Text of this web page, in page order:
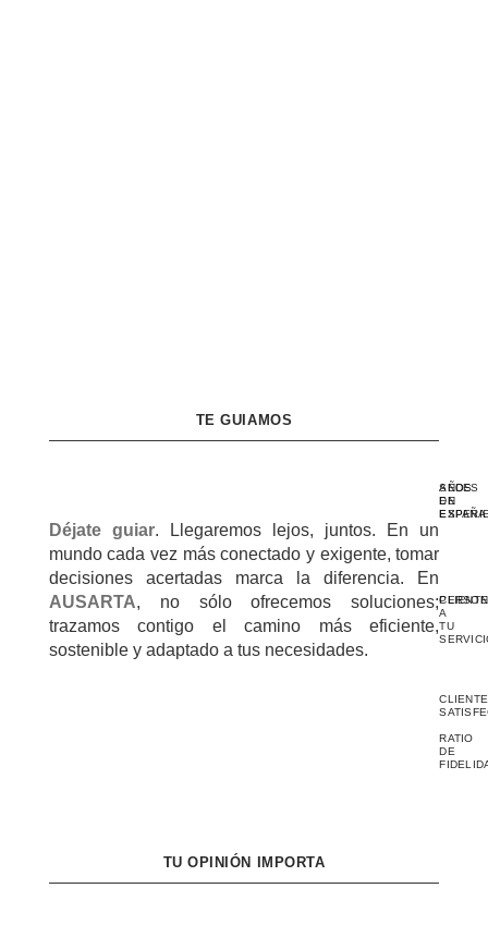
TE GUIAMOS
Déjate guiar. Llegaremos lejos, juntos. En un
mundo cada vez más conectado y exigente, tomar
decisiones acertadas marca la diferencia. En
AUSARTA, no sólo ofrecemos soluciones;
trazamos contigo el camino más eficiente,
sostenible y adaptado a tus necesidades.
AÑOS
DE
A
TU
RATIO
DE
SEDES
EN
ESPAÑA
TU OPINIÓN IMPORTA